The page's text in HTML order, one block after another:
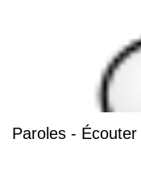
Paroles - Écouter